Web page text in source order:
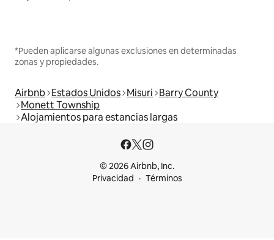
*Pueden aplicarse algunas exclusiones en determinadas
zonas y propiedades.
Airbnb Estados Unidos Misuri Barry County
Monett Township
Alojamientos para estancias largas
© 2026 Airbnb, Inc.
Privacidad
Términos